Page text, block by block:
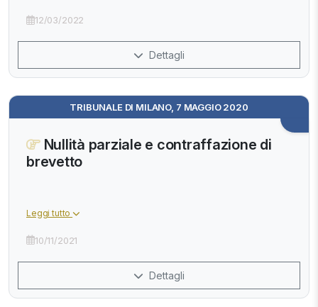
12/03/2022
Dettagli
TRIBUNALE DI MILANO, 7 MAGGIO 2020
Nullità parziale e contraffazione di
brevetto
Leggi tutto
10/11/2021
Dettagli